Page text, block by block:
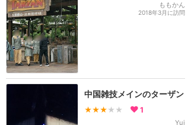
ももかん
2018年3月に訪問
中国雑技メインのターザン
★★★ ★★ 1
Yui